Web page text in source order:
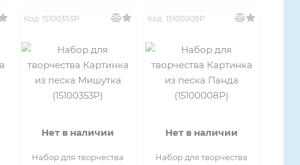
Код: 15100353Р
Нет в наличии
Набор для творчества
Код: 15100008Р
Нет в наличии
Набор для творчества